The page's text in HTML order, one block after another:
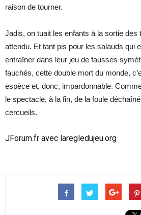
raison de tourner.
Jadis, on tuait les enfants à la sortie des
attendu. Et tant pis pour les salauds qui
entraîner dans leur jeu de fausses
fauchés, cette double mort du monde,
espèce et, donc, impardonnable.
le spectacle, à la fin, de la foule
cercueils.
JForum.fr avec laregledujeu.org